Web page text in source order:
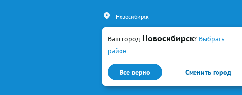
Ваш город Новосибирск? Выбрать
район
Все верно Сменить город
Новосибирск
Искать
Каталог Простуда и грипп